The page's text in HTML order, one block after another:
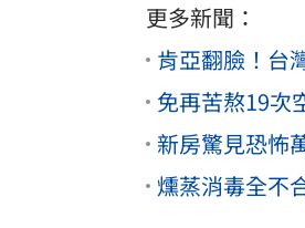
更多新聞：
肯亞翻臉！台
免再苦熬19次
新房驚見恐怖
燻蒸消毒全不